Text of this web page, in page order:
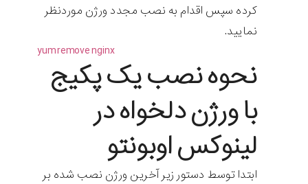
کرده سپس اقدام به نصب مجدد ورژن موردنظر
نمایید.
yumremovenginx
نحوه نصب یک پکیج
با ورژن دلخواه در
لینوکس اوبونتو
ابتدا توسط دستور زیر آخرین ورژن نصب شده بر